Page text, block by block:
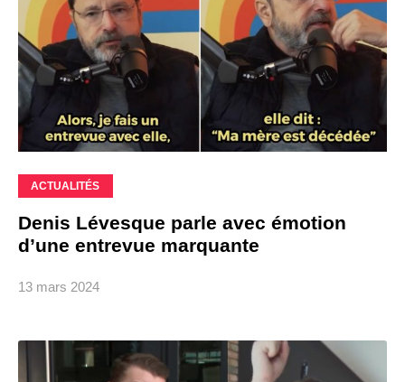
ACTUALITÉS
Denis Lévesque parle avec émotion
d’une entrevue marquante
13 mars 2024